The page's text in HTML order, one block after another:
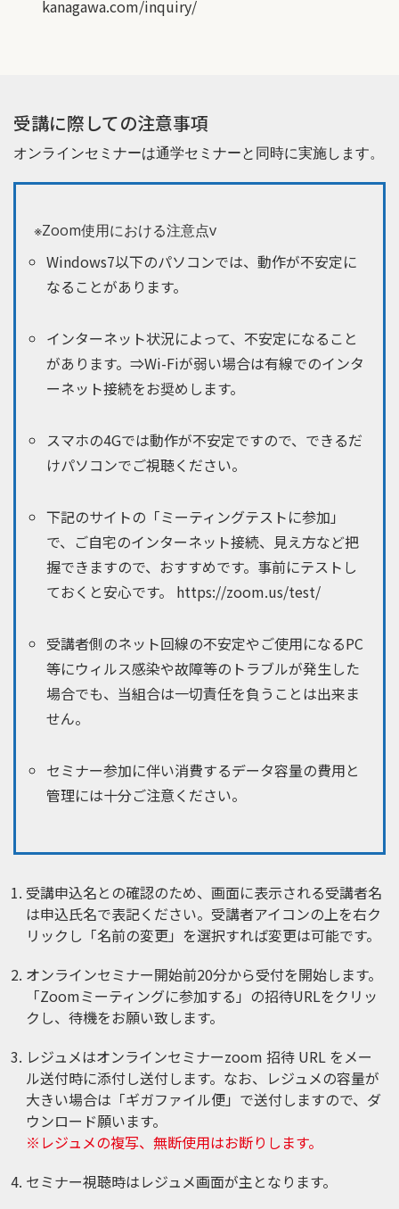
kanagawa.com/inquiry/
受講に際しての注意事項
オンラインセミナーは通学セミナーと同時に実施します。
※Zoom使用における注意点v
Windows7以下のパソコンでは、動作が不安定に
なることがあります。
インターネット状況によって、不安定になること
があります。⇒Wi-Fiが弱い場合は有線でのインタ
ーネット接続をお奨めします。
スマホの4Gでは動作が不安定ですので、できるだ
けパソコンでご視聴ください。
下記のサイトの「ミーティングテストに参加」
で、ご自宅のインターネット接続、見え方など把
握できますので、おすすめです。事前にテストし
ておくと安心です。 https://zoom.us/test/
受講者側のネット回線の不安定やご使用になるPC
等にウィルス感染や故障等のトラブルが発生した
場合でも、当組合は一切責任を負うことは出来ま
せん。
セミナー参加に伴い消費するデータ容量の費用と
管理には十分ご注意ください。
受講申込名との確認のため、画面に表示される受講者名
は申込氏名で表記ください。受講者アイコンの上を右ク
リックし「名前の変更」を選択すれば変更は可能です。
オンラインセミナー開始前20分から受付を開始します。
「Zoomミーティングに参加する」の招待URLをクリッ
クし、待機をお願い致します。
レジュメはオンラインセミナーzoom 招待 URL をメー
ル送付時に添付し送付します。なお、レジュメの容量が
大きい場合は「ギガファイル便」で送付しますので、ダ
ウンロード願います。
※レジュメの複写、無断使用はお断りします。
セミナー視聴時はレジュメ画面が主となります。